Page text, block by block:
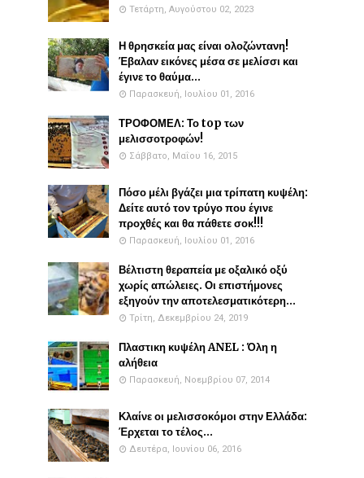
Τετάρτη, Αυγούστου 02, 2023
Η θρησκεία μας είναι ολοζώντανη!
Έβαλαν εικόνες μέσα σε μελίσσι και
έγινε το θαύμα...
Παρασκευή, Ιουλίου 01, 2016
ΤΡΟΦΟΜΕΛ: Το top των
μελισσοτροφών!
Σάββατο, Μαΐου 16, 2015
Πόσο μέλι βγάζει μια τρίπατη κυψέλη:
Δείτε αυτό τον τρύγο που έγινε
προχθές και θα πάθετε σοκ!!!
Παρασκευή, Ιουλίου 01, 2016
Βέλτιστη θεραπεία με οξαλικό οξύ
χωρίς απώλειες. Οι επιστήμονες
εξηγούν την αποτελεσματικότερη...
Τρίτη, Δεκεμβρίου 24, 2019
Πλαστικη κυψέλη ANEL : Όλη η
αλήθεια
Παρασκευή, Νοεμβρίου 07, 2014
Κλαίνε οι μελισσοκόμοι στην Ελλάδα:
Έρχεται το τέλος...
Δευτέρα, Ιουνίου 06, 2016